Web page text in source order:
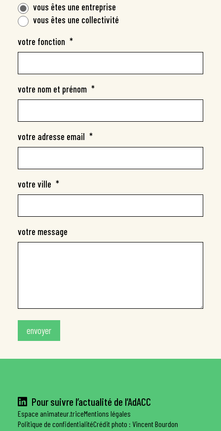
Organiser une conférence Déclic’Adaptation
Organiser un atelier Mise en Œuvre
Organiser un atelier Mobilisation
Participer à un atelier inter‑entreprises
Participer à un atelier grand public
Devenir animateur.trice
À propos
vous êtes une entreprise
vous êtes une collectivité
votre fonction *
votre nom et prénom *
votre adresse email *
votre ville *
votre message
Pour suivre l’actualité de l’AdACC
Espace animateur.triceMentions légales
Politique de confidentialitéCrédit photo : Vincent Bourdon